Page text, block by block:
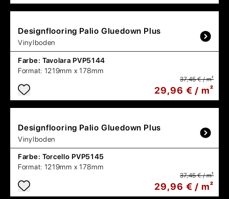
Designflooring Palio Gluedown Plus
Vinylboden
Farbe: Tavolara PVP5144
Format: 1219mm x 178mm
37,45 € / m²
29,96 € / m²
Designflooring Palio Gluedown Plus
Vinylboden
Farbe: Torcello PVP5145
Format: 1219mm x 178mm
37,45 € / m²
29,96 € / m²